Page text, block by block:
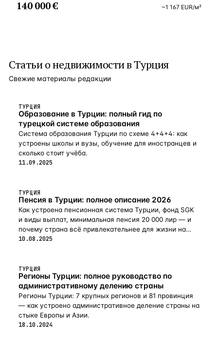
140 000 € ~1 167 EUR/м²
Статьи онедвижимости в Турция
Свежие материалы редакции
ТУРЦИЯ
Образование в Турции: полный гид по
турецкой системе образования
Система образования Турции по схеме 4+4+4: как
устроены школы и вузы, обучение для иностранцев и
сколько стоит учёба.
11.09.2025
ТУРЦИЯ
Пенсия в Турции: полное описание 2026
Как устроена пенсионная система Турции, фонд SGK
и виды выплат, минимальная пенсия 20 000 лир — и
почему страна всё привлекательнее для жизни на
пенсии в 2026-м.
10.08.2025
ТУРЦИЯ
Регионы Турции: полное руководство по
административному делению страны
Регионы Турции: 7 крупных регионов и 81 провинция
— как устроено административное деление страны на
стыке Европы и Азии.
18.10.2024